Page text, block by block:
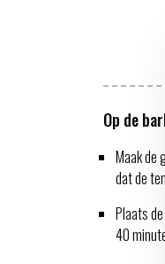
Op de
Maak de
dat de
Plaats
40